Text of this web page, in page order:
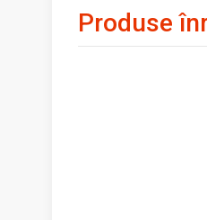
Produse